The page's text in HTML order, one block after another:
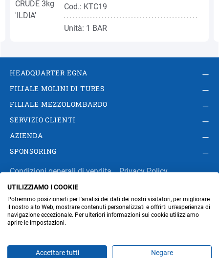
Cod.: KTC19
Unità: 1 BAR
HEADQUARTER EGNA
FILIALE MOLINI DI TURES
FILIALE MEZZOLOMBARDO
SERVIZIO CLIENTI
AZIENDA
SPONSORING
Condizioni generali di vendita
Privacy Policy
Impressum
Modifica impostazioni dei cookie
Amministrazione
UTILIZZIAMO I COOKIE
Potremmo posizionarli per l'analisi dei dati dei nostri visitatori, per migliorare
il nostro sito Web, mostrare contenuti personalizzati e offrirti un'esperienza di
navigazione eccezionale. Per ulteriori informazioni sui cookie utilizziamo
aprire le impostazioni.
Accettare tutti Negare